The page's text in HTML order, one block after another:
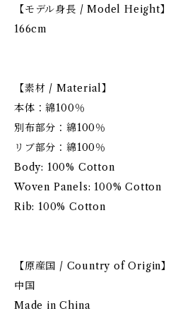
【モデル身長 / Model Height】
166cm
【素材 / Material】
本体：綿100％
別布部分：綿100％
リブ部分：綿100％
Body: 100% Cotton
Woven Panels: 100% Cotton
Rib: 100% Cotton
【原産国 / Country of Origin】
中国
Made in China